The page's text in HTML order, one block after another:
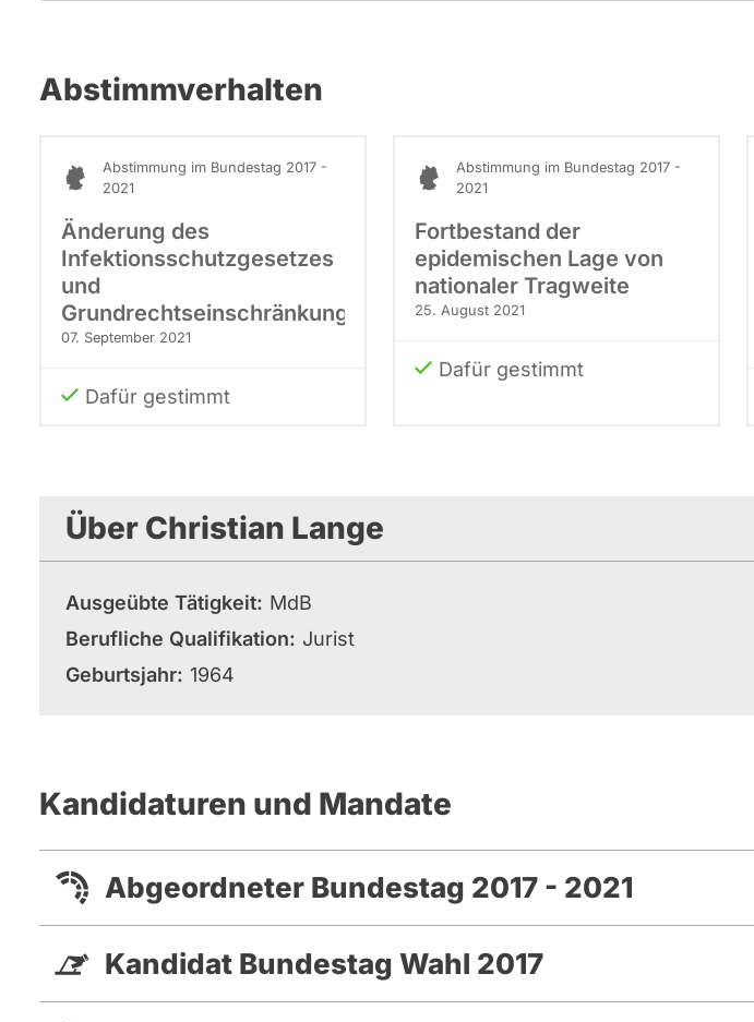
Abstimmverhalten
Abstimmung im Bundestag 2017 -
2021
Änderung des
Infektionsschutzgesetzes
und
Grundrechtseinschränkungen
07. September 2021
Dafür gestimmt
Abstimmung im Bundestag 2017 -
2021
Fortbestand der
epidemischen Lage von
nationaler Tragweite
25. August 2021
Dafür gestimmt
Über Christian Lange
Ausgeübte Tätigkeit
MdB
Berufliche Qualifikation
Jurist
Geburtsjahr 1964
Kandidaturen und Mandate
Abgeordneter Bundestag 2017 - 2021
Kandidat Bundestag Wahl 2017